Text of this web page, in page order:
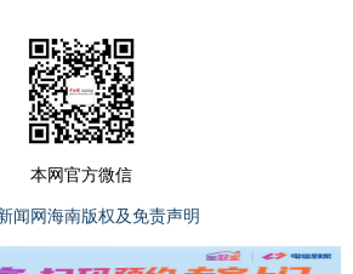
本网官方微信
闻网海南版权及免责声明